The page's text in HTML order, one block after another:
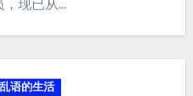
，现已从…
语的生活